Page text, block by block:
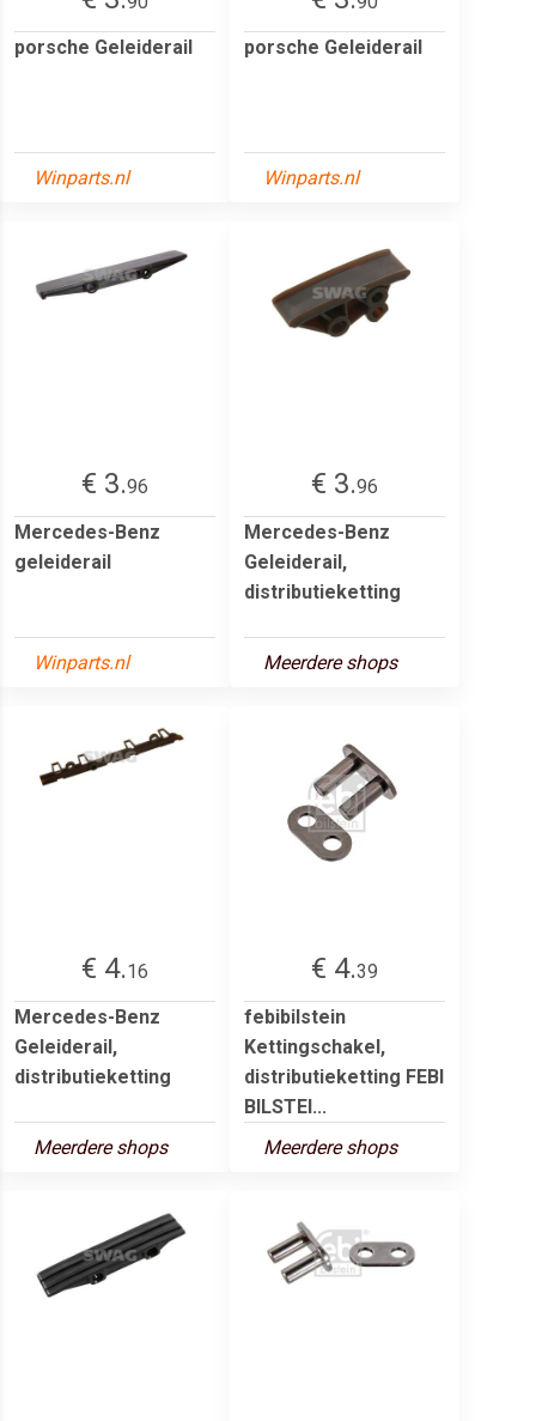
porsche Geleiderail
Winparts.nl
porsche Geleiderail
Winparts.nl
€ 3.96
Mercedes-Benz
geleiderail
Winparts.nl
€ 3.96
Mercedes-Benz
Geleiderail,
distributieketting
Meerdere shops
€ 4.16
Mercedes-Benz
Geleiderail,
distributieketting
Meerdere shops
€ 4.39
febibilstein
Kettingschakel,
distributieketting FEBI
BILSTEI...
Meerdere shops